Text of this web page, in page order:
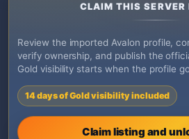
CLAIM THIS SERVER
Review the imported Avalon profile,
verify ownership, and publish the
Gold visibility starts when the profile
14 days of Gold visibility included
Claim listing and